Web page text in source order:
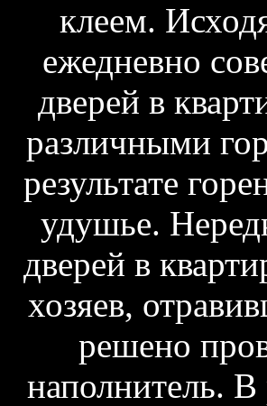
клеем.
ежедневно
дверей в
различными
результате
удушье.
дверей в
хозяев,
решено
наполнитель. В